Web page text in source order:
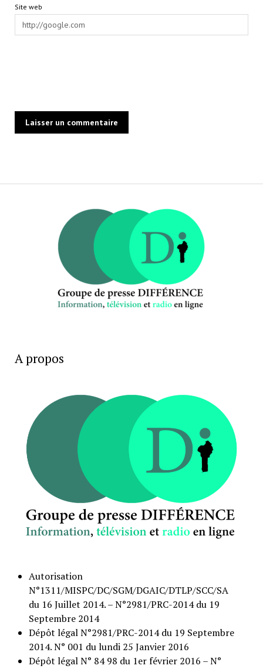
Site web
A propos
Autorisation
N°1311/MISPC/DC/SGM/DGAIC/DTLP/SCC/SA
du 16 Juillet 2014. – N°2981/PRC-2014 du 19
Septembre 2014
Dépôt légal N°2981/PRC-2014 du 19 Septembre
2014. N° 001 du lundi 25 Janvier 2016
Dépôt légal N° 84 98 du 1er février 2016 – N°